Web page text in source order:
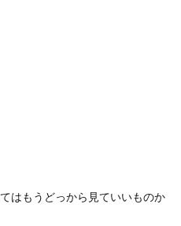
はもうどっから見ていいものか